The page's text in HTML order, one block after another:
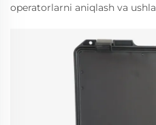
operatorlarni aniqlash va